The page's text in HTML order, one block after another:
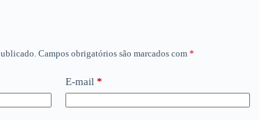
Campos obrigatórios são marcados com *
E-mail *